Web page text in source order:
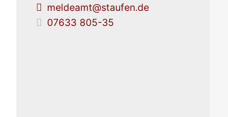
meldeamt@staufen.de
07633 805-35